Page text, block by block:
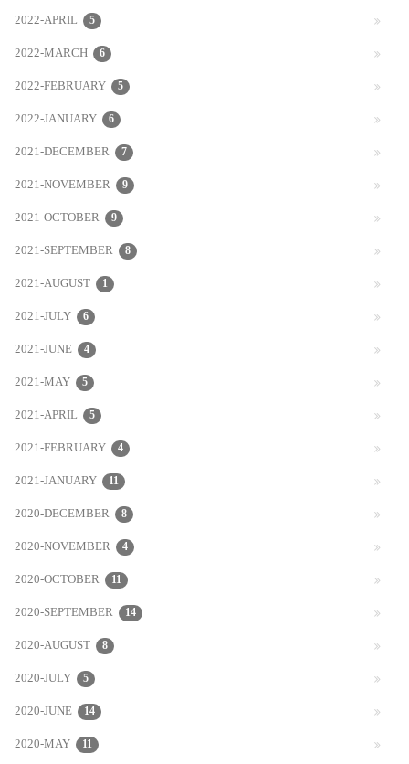
2022-APRIL 5
2022-MARCH 6
2022-FEBRUARY 5
2022-JANUARY 6
2021-DECEMBER 7
2021-NOVEMBER 9
2021-OCTOBER 9
2021-SEPTEMBER 8
2021-AUGUST 1
2021-JULY 6
2021-JUNE 4
2021-MAY 5
2021-APRIL 5
2021-FEBRUARY 4
2021-JANUARY 11
2020-DECEMBER 8
2020-NOVEMBER 4
2020-OCTOBER 11
2020-SEPTEMBER 14
2020-AUGUST 8
2020-JULY 5
2020-JUNE 14
2020-MAY 11